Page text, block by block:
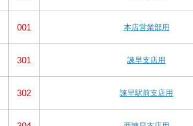
001 本店営業部用
301 諫早支店用
302 諫早駅前支店用